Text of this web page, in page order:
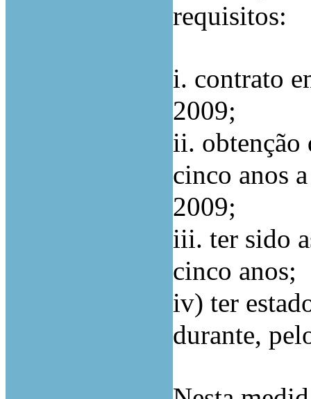
requisitos:
i. contrato
2009;
ii. obtenção
cinco anos
2009;
iii. ter sido
cinco anos;
iv) ter
durante,